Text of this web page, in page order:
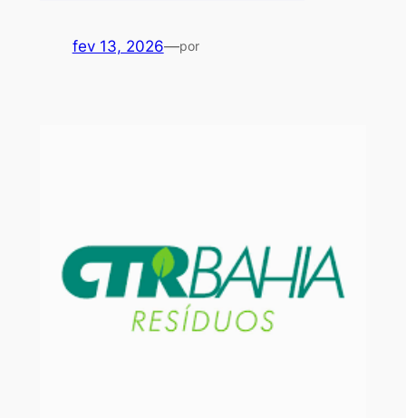
fev 13, 2026—por